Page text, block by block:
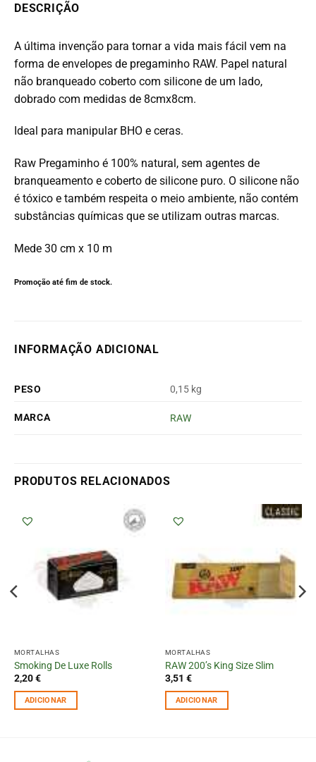
DESCRIÇÃO
A última invenção para tornar a vida mais fácil vem na
forma de envelopes de pregaminho RAW. Papel natural
não branqueado coberto com silicone de um lado,
dobrado com medidas de 8cmx8cm.
deal para manipular BHO e ceras.
Raw Pregaminho é 100% natural, sem agentes de
branqueamento e coberto de silicone puro. O silicone não
é tóxico e também respeita o meio ambiente, não contém
substâncias químicas que se utilizam outras marcas.
Mede 30 cm x 10 m
Promoção até fim de stock.
INFORMAÇÃO ADICIONAL
PESO 0,15 kg
MARCA RAW
PRODUTOS RELACIONADOS
MORTALHAS
Smoking De Luxe Rolls
2,20€
ADICIONAR
MORTALHAS
RAW 200’s King Size Slim
3,51 €
ADICIONAR